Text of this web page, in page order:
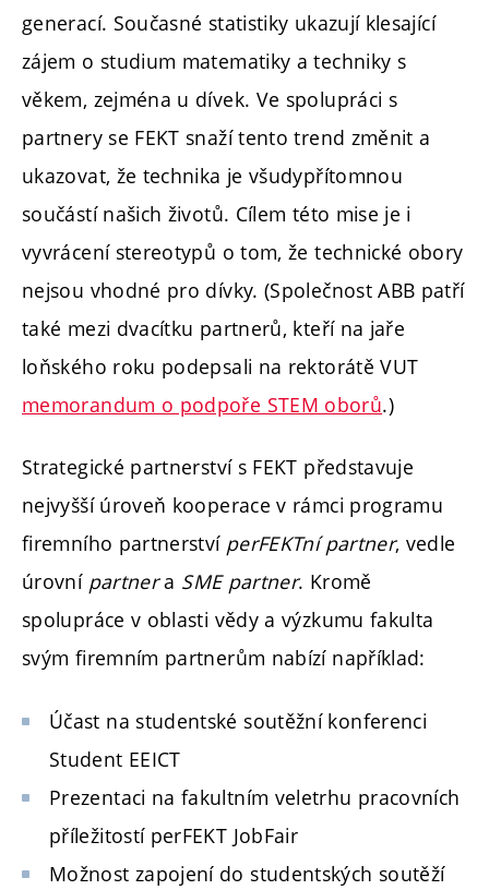
generací. Současné statistiky ukazují klesající
zájem o studium matematiky a techniky s
věkem, zejména u dívek. Ve spolupráci s
partnery se FEKT snaží tento trend změnit a
ukazovat, že technika je všudypřítomnou
součástí našich životů. Cílem této mise je i
vyvrácení stereotypů o tom, že technické obory
nejsou vhodné pro dívky. (Společnost ABB patří
také mezi dvacítku partnerů, kteří na jaře
loňského roku podepsali na rektorátě VUT
memorandum o podpoře STEM oborů.)
Strategické partnerství s FEKT představuje
nejvyšší úroveň kooperace v rámci programu
firemního partnerství perFEKTní partner, vedle
úrovní partnera SME partner. Kromě
spolupráce v oblasti vědy a výzkumu fakulta
svým firemním partnerům nabízí například:
Účast na studentské soutěžní konferenci
Student EEICT
Prezentaci na fakultním veletrhu pracovních
příležitostí perFEKT JobFair
Možnost zapojení do studentských soutěží